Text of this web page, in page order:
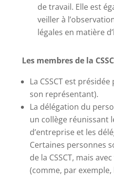
de travail. Elle est
veiller à
légales en matière
Les membres de la
La CSSCT est
son représentant).
La délégation du
un collège réunissant
d’entreprise et les
Certaines personnes
de la CSSCT, mais
(comme, par